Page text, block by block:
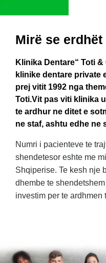
Mirë se
Klinika Dentare“ Toti
klinike dentare private
prej vitit 1992 nga
Toti.Vit pas viti klinika
te ardhur ne ditet e
ne staf, ashtu edhe ne
Numri i pacienteve te
shendetesor eshte me
Shqiperise. Te kesh nje
dhembe te
investim per te ardhmen